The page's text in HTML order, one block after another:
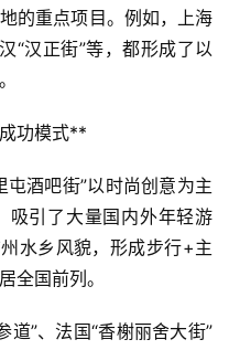
的重点项目。例如，上海
“汉正街”等，都形成了以
功模式**
酒吧街”以时尚创意为主
吸引了大量国内外年轻游
水乡风貌，形成步行+主
全国前列。
”、法国“香榭丽舍大街”